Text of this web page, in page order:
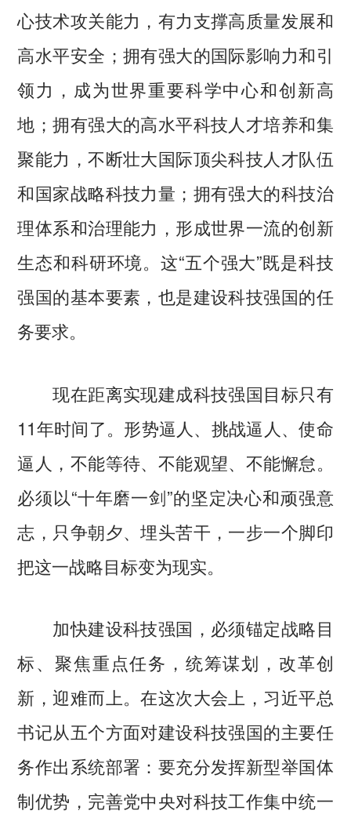
心技术攻关能力，有力支撑高质量发展和
高水平安全；拥有强大的国际影响力和引
领力，成为世界重要科学中心和创新高
地；拥有强大的高水平科技人才培养和集
聚能力，不断壮大国际顶尖科技人才队伍
和国家战略科技力量；拥有强大的科技治
理体系和治理能力，形成世界一流的创新
生态和科研环境。这“五个强大”既是科技
强国的基本要素，也是建设科技强国的任
务要求。
现在距离实现建成科技强国目标只有
11年时间了。形势逼人、挑战逼人、使命
逼人，不能等待、不能观望、不能懈怠。
必须以“十年磨一剑”的坚定决心和顽强意
志，只争朝夕、埋头苦干，一步一个脚印
把这一战略目标变为现实。
加快建设科技强国，必须锚定战略目
标、聚焦重点任务，统筹谋划，改革创
新，迎难而上。在这次大会上，习近平总
书记从五个方面对建设科技强国的主要任
务作出系统部署：要充分发挥新型举国体
制优势，完善党中央对科技工作集中统一